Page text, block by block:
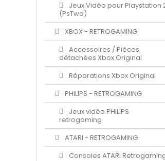
Jeux Vidéo pour Playstation
(PsTwo)
XBOX - RETROGAMING
Accessoires / Pièces
détachées Xbox Original
Réparations Xbox Original
PHILIPS - RETROGAMING
Jeux vidéo PHILIPS
retrogaming
ATARI - RETROGAMING
Consoles ATARI